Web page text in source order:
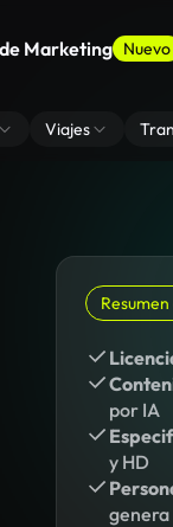
Marketing Nuevo
Viajes
por IA
y HD
genera